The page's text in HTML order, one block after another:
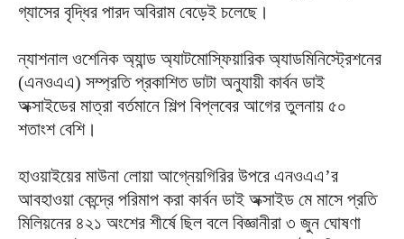
গ্যাসের বৃদ্ধির পারদ অবিরাম বেড়েই চলেছে।
ন্যাশনাল ওশেনিক অ্যান্ড অ্যাটমোস্ফিয়ারিক অ্যাডমিনিস্ট্রেশনের
(এনওএএ) সম্প্রতি প্রকাশিত ডাটা অনুযায়ী কার্বন ডাই
অক্সাইডের মাত্রা বর্তমানে শিল্প বিপ্লবের আগের তুলনায় ৫০
শতাংশ বেশি।
হাওয়াইয়ের মাউনা লোয়া আগ্নেয়গিরির উপরে এনওএএ’র
আবহাওয়া কেন্দ্রে পরিমাপ করা কার্বন ডাই অক্সাইড মে মাসে প্রতি
মিলিয়নের ৪২১ অংশের শীর্ষে ছিল বলে বিজ্ঞানীরা ৩ জুন ঘোষণা